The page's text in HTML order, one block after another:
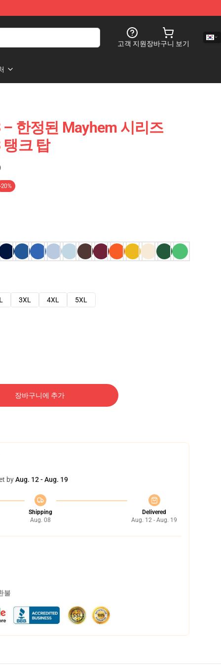
고객 지원장바구니 보기
– 한정된 Mayhem 시리즈
탱크 탑
-20%
3XL 4XL
5XL
장바구니에 추가
byAug. 12 - Aug. 19
Shipping
Aug. 08
Delivered
Aug. 12 - Aug. 19
불